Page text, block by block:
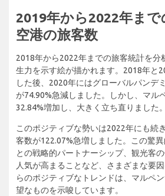
2019年から2022年ま
空港の旅客数
2018年から2022年までの旅客統計を分
生力を示す絵が描かれます。2018年と
した後、2020年にはグローバルパンデ
が74.90%急減しました。しかし、マル
32.84%増加し、大きく立ち直りました。
このポジティブな勢いは2022年にも続
客数が122.07%急増しました。この驚
との戦略的パートナーシップ、観光客
人気が高まることなど、さまざまな要
らのポジティブなトレンドは、マルペ
望なものを示唆しています。